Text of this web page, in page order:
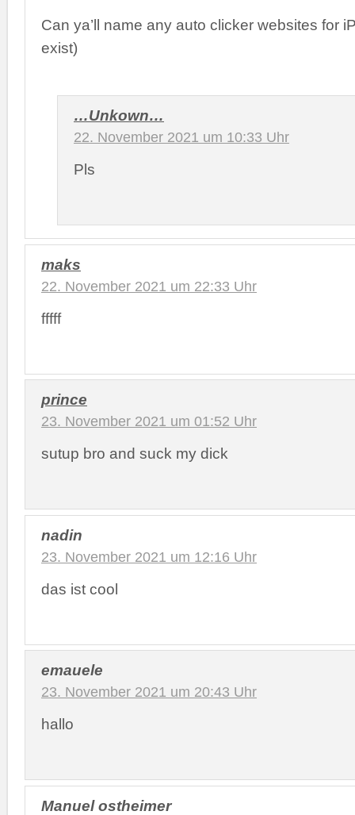
Can ya’ll name any auto clicker websites for
exist)
…Unkown…
22. November 2021 um 10:33 Uhr
Pls
maks
22. November 2021 um 22:33 Uhr
fffff
prince
23. November 2021 um 01:52 Uhr
sutup bro and suck my dick
nadin
23. November 2021 um 12:16 Uhr
das ist cool
emauele
23. November 2021 um 20:43 Uhr
hallo
Manuel ostheimer